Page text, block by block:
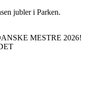
MESTRE 2026!